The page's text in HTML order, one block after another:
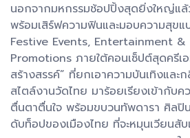
นอกจากมหกรรมช้อปปิ้งสุดยิ่งใหญ่แ
พร้อมเสิร์ฟความฟินและมอบความสุข
Festive Events, Entertainment &
Promotions ภายใต้คอนเซ็ปต์สุดครีเ
สร้างสรรค์” ที่ยกเอาความบันเทิงแล
สไตล์งานวัดไทย มาร้อยเรียงเข้ากับ
ตื่นตาตื่นใจ พร้อมขบวนทัพดารา ศิลปิน
ดับท็อปของเมืองไทย ที่จะหมุนเวียนสั